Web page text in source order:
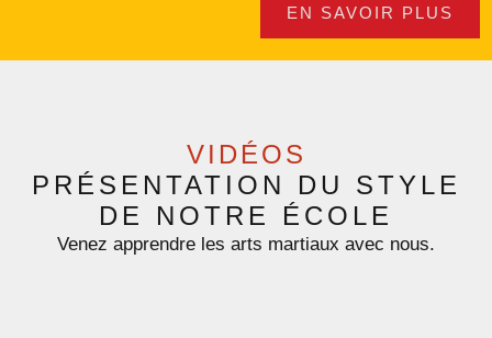
EN SAVOIR PLUS
VIDÉOS
PRÉSENTATION DU
STYLE
DE NOTRE ÉCOLE
Venez apprendre les arts martiaux avec nous.